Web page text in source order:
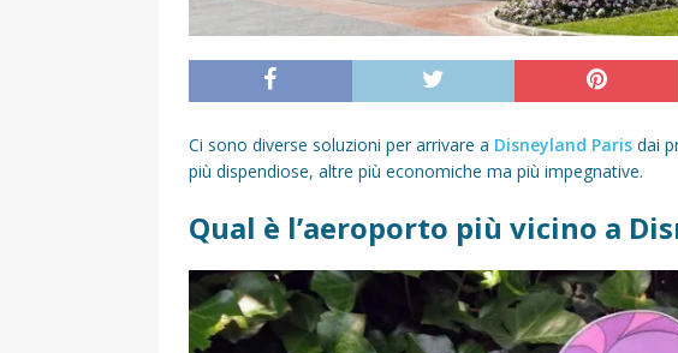
Ci sono diverse soluzioni per arrivare a Disneyland Paris dai
più dispendiose, altre più economiche ma più impegnative.
Qual è l’aeroporto più vicino a